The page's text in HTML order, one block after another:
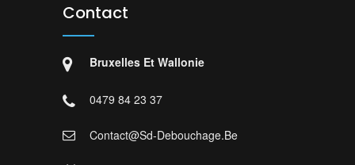
Contact
Bruxelles Et Wallonie
0479 84 23 37
Contact@sd-Debouchage.be